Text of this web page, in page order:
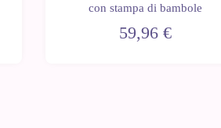
con stampa di bambole
59,96 €